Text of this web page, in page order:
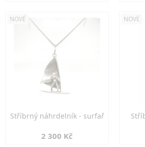
NOVÉ
Stříbrný náhrdelník - surfař
2 300 Kč
NOVÉ